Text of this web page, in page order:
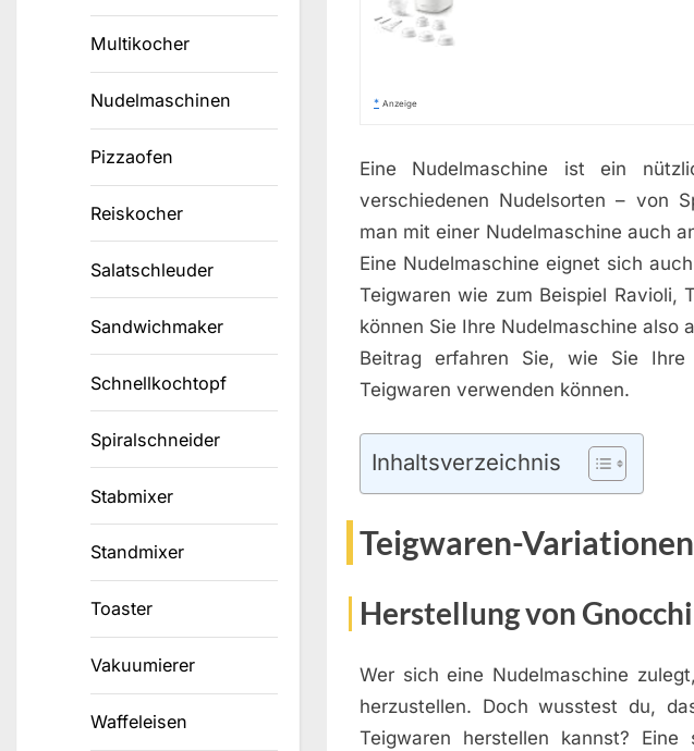
* Anzeige
Eine Nudelmaschine ist ein
verschiedenen Nudelsorten – von
man mit einer Nudelmaschine auch
Eine Nudelmaschine eignet sich
Teigwaren wie zum Beispiel Ravioli,
können Sie Ihre Nudelmaschine also
Beitrag erfahren Sie, wie Sie Ihre
Teigwaren verwenden können.
Inhaltsverzeichnis
Teigwaren-
Herstellung von
Wer sich eine Nudelmaschine
herzustellen. Doch wusstest du,
Teigwaren herstellen kannst?
Multikocher
Nudelmaschinen
Pizzaofen
Reiskocher
Salatschleuder
Sandwichmaker
Schnellkochtopf
Spiralschneider
Stabmixer
Standmixer
Toaster
Vakuumierer
Waffeleisen